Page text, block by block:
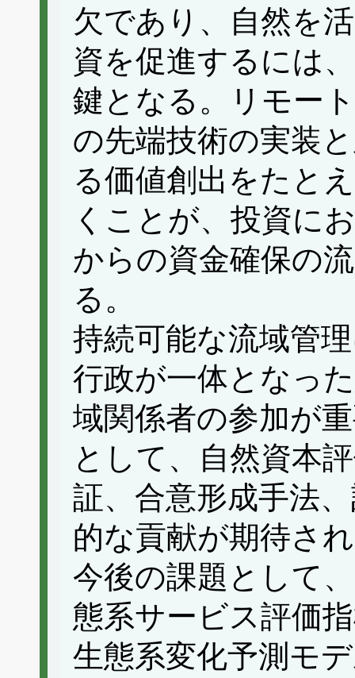
欠であり、自然を
資を促進するには
鍵となる。リモー
の先端技術の実装
る価値創出をたと
くことが、投資に
からの資金確保の
る。
持続可能な流域管
行政が一体となっ
域関係者の参加が
として、自然資本
証、合意形成手法
的な貢献が期待さ
今後の課題として
態系サービス評価
生態系変化予測モ